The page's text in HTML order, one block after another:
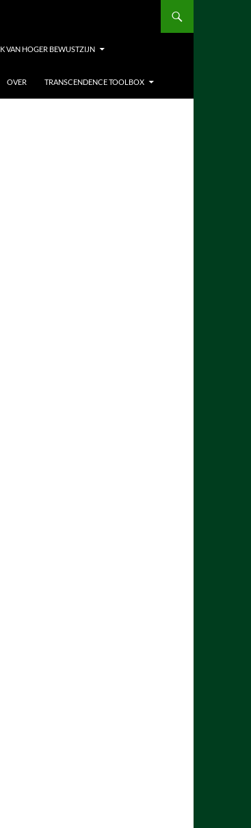
VAN HOGER BEWUSTZIJN
OVER TRANSCENDENCE TOOLBOX